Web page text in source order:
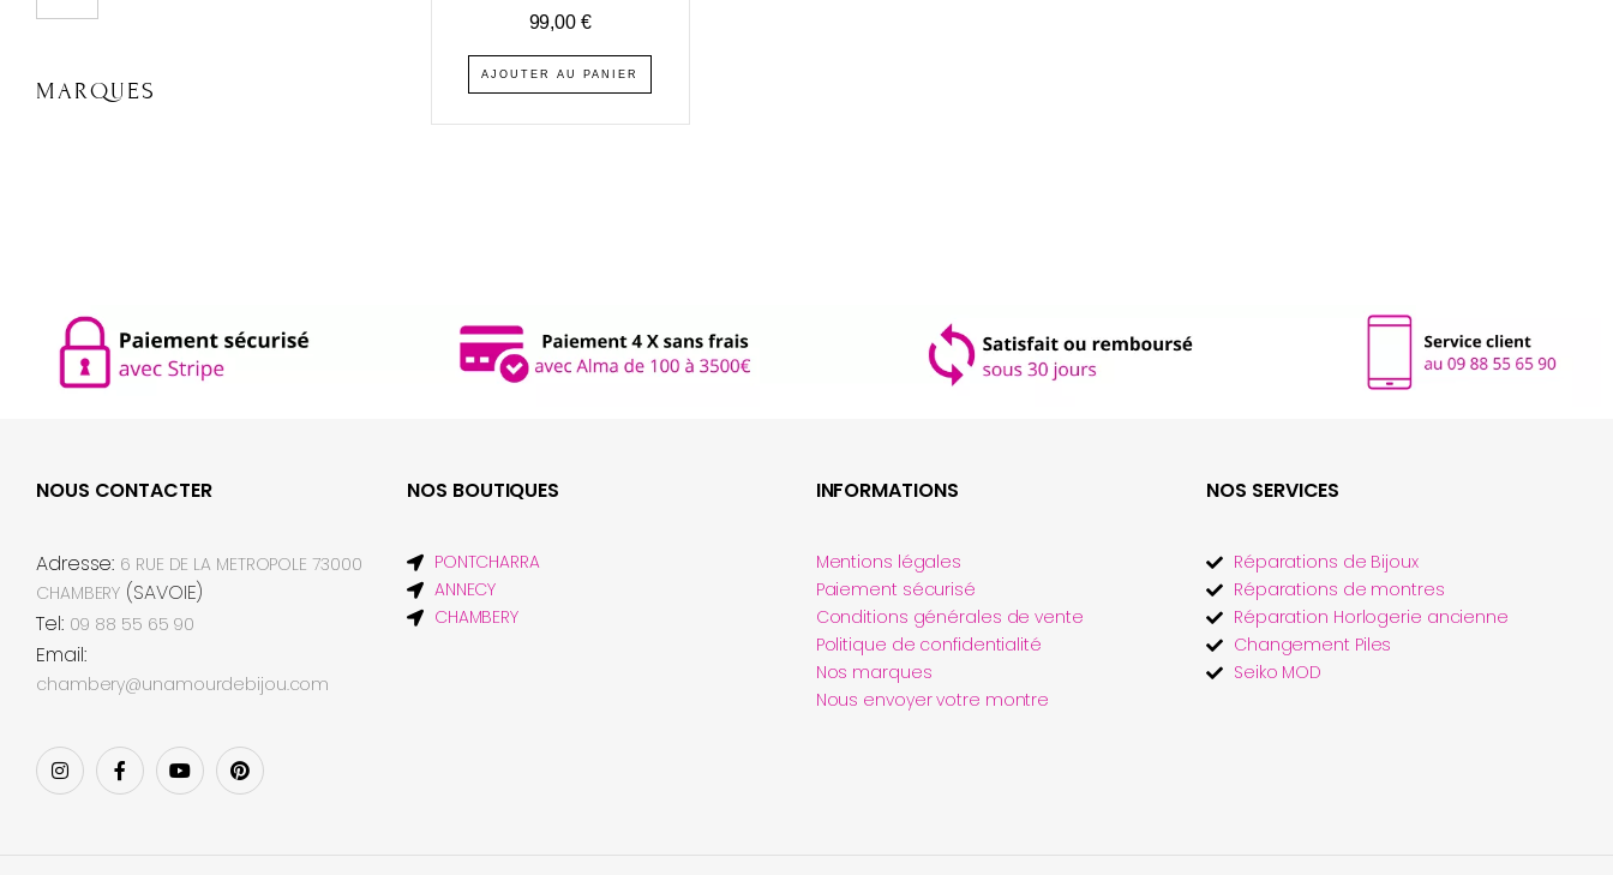
MARQUES
99,00 €
AJOUTER AU PANIER
NOUS CONTACTER
Adresse: 6 RUE DE LA METROPOLE 73000
CHAMBERY (SAVOIE)
Tel: 09 88 55 65 90
Email:
chambery@unamourdebijou.com
NOS BOUTIQUES
PONTCHARRA
ANNECY
CHAMBERY
INFORMATIONS
Mentions légales
Paiement sécurisé
Conditions générales de vente
Politique de confidentialité
Nos marques
Nous envoyer votre montre
NOS SERVICES
Réparations de Bijoux
Réparations de montres
Réparation Horlogerie ancienne
Changement Piles
Seiko MOD